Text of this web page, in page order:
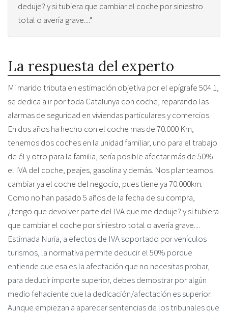
deduje? y si tubiera que cambiar el coche por siniestro
total o avería grave...."
La respuesta del experto
Mi marido tributa en estimación objetiva por el epígrafe 504.1,
se dedica a ir por toda Catalunya con coche, reparando las
alarmas de seguridad en viviendas particulares y comercios.
En dos años ha hecho con el coche mas de 70.000 Km,
tenemos dos coches en la unidad familiar, uno para el trabajo
de él y otro para la familia, sería posible afectar más de 50%
el IVA del coche, peajes, gasolina y demás. Nos planteamos
cambiar ya el coche del negocio, pues tiene ya 70.000km.
Como no han pasado 5 años de la fecha de su compra,
¿tengo que devolver parte del IVA que me deduje? y si tubiera
que cambiar el coche por siniestro total o avería grave....
Estimada Nuria, a efectos de IVA soportado por vehículos
turismos, la normativa permite deducir el 50% porque
entiende que esa es la afectación que no necesitas probar,
para deducir importe superior, debes demostrar por algún
medio fehaciente que la dedicación/afectación es superior.
Aunque empiezan a aparecer sentencias de los tribunales que